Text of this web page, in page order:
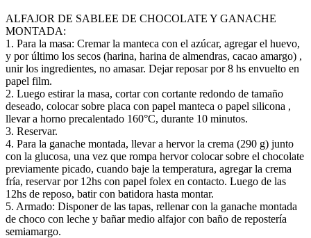
ALFAJOR DE SABLEE DE CHOCOLATE Y GANACHE
MONTADA:
1. Para la masa: Cremar la manteca con el azúcar, agregar el huevo,
y por último los secos (harina, harina de almendras, cacao amargo) ,
unir los ingredientes, no amasar. Dejar reposar por 8 hs envuelto en
papel film.
2. Luego estirar la masa, cortar con cortante redondo de tamaño
deseado, colocar sobre placa con papel manteca o papel silicona ,
llevar a horno precalentado 160°C, durante 10 minutos.
3. Reservar.
4. Para la ganache montada, llevar a hervor la crema (290 g) junto
con la glucosa, una vez que rompa hervor colocar sobre el chocolate
previamente picado, cuando baje la temperatura, agregar la crema
fría, reservar por 12hs con papel folex en contacto. Luego de las
12hs de reposo, batir con batidora hasta montar.
5. Armado: Disponer de las tapas, rellenar con la ganache montada
de choco con leche y bañar medio alfajor con baño de repostería
semiamargo.